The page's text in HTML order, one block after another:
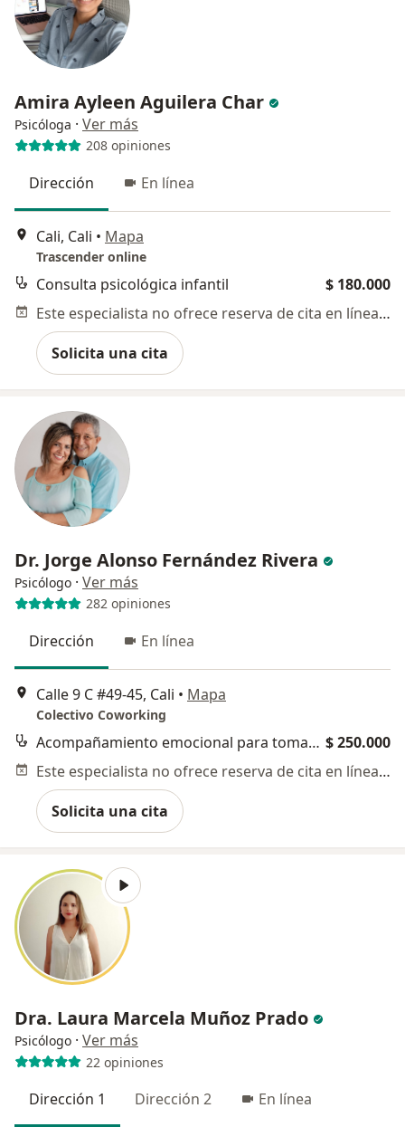
Amira Ayleen Aguilera Char
Psicóloga · Ver más
208 opiniones
Dirección En línea
Cali, Cali • Mapa
Trascender online
Consulta psicológica infantil
$ 180.000
Este especialista no ofrece reserva de cita en línea en esta dirección.
Solicita una cita
Dr. Jorge Alonso Fernández Rivera
Psicólogo · Ver más
282 opiniones
Dirección En línea
Calle 9 C #49-45, Cali • Mapa
Colectivo Coworking
Acompañamiento emocional para tomar decisiones $ 250.000
Este especialista no ofrece reserva de cita en línea en esta dirección.
Solicita una cita
Dra. Laura Marcela Muñoz Prado
Psicólogo · Ver más
22 opiniones
Dirección 1 Dirección 2 En línea